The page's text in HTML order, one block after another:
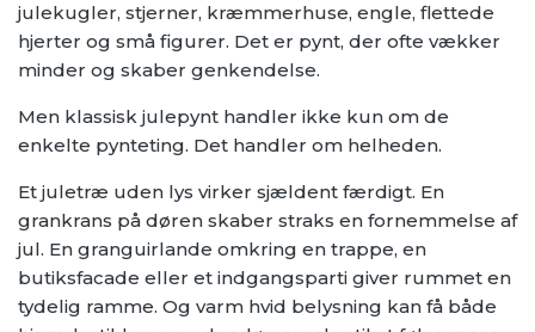
julekugler, stjerner, kræmmerhuse, engle, flettede
hjerter og små figurer. Det er pynt, der ofte vækker
minder og skaber genkendelse.
Men klassisk julepynt handler ikke kun om de
enkelte pynteting. Det handler om helheden.
Et juletræ uden lys virker sjældent færdigt. En
grankrans på døren skaber straks en fornemmelse af
jul. En granguirlande omkring en trappe, en
butiksfacade eller et indgangsparti giver rummet en
tydelig ramme. Og varm hvid belysning kan få både